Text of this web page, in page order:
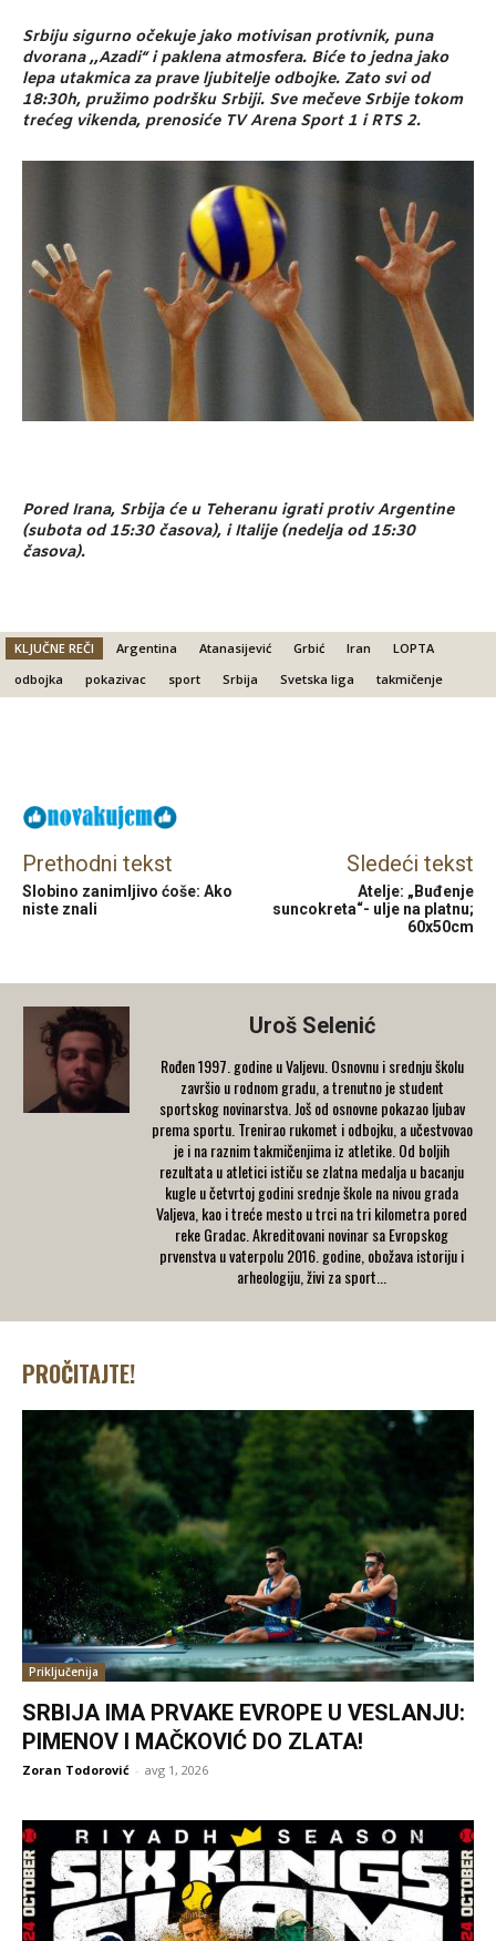
Srbiju sigurno očekuje jako motivisan protivnik, puna
dvorana ,,Azadi“ i paklena atmosfera. Biće to jedna jako
lepa utakmica za prave ljubitelje odbojke. Zato svi od
18:30h, pružimo podršku Srbiji. Sve mečeve Srbije tokom
trećeg vikenda, prenosiće TV Arena Sport 1 i RTS 2.
Pored Irana, Srbija će u Teheranu igrati protiv Argentine
(subota od 15:30 časova), i Italije (nedelja od 15:30
časova).
KLJUČNE REČI Argentina Atanasijević Grbić Iran
LOPTA
odbojka
pokazivac sport Srbija Svetska liga takmičenje
Prethodni tekst
Slobino zanimljivo ćoše: Ako
niste znali
Sledeći tekst
Atelje: „Buđenje
suncokreta“- ulje na platnu;
60x50cm
Uroš Selenić
Rođen 1997. godine u Valjevu. Osnovnu i srednju školu
završio u rodnom gradu, a trenutno je student
sportskog novinarstva. Još od osnovne pokazao ljubav
prema sportu. Trenirao rukomet i odbojku, a učestvovao
je i na raznim takmičenjima iz atletike. Od boljih
rezultata u atletici ističu se zlatna medalja u bacanju
kugle u četvrtoj godini srednje škole na nivou grada
Valjeva, kao i treće mesto u trci na tri kilometra pored
reke Gradac. Akreditovani novinar sa Evropskog
prvenstva u vaterpolu 2016. godine, obožava istoriju i
arheologiju, živi za sport...
PROČITAJTE!
Priključenija
SRBIJA IMA PRVAKE EVROPE U VESLANJU:
PIMENOV I MAČKOVIĆ DO ZLATA!
Zoran Todorović - avg 1, 2026